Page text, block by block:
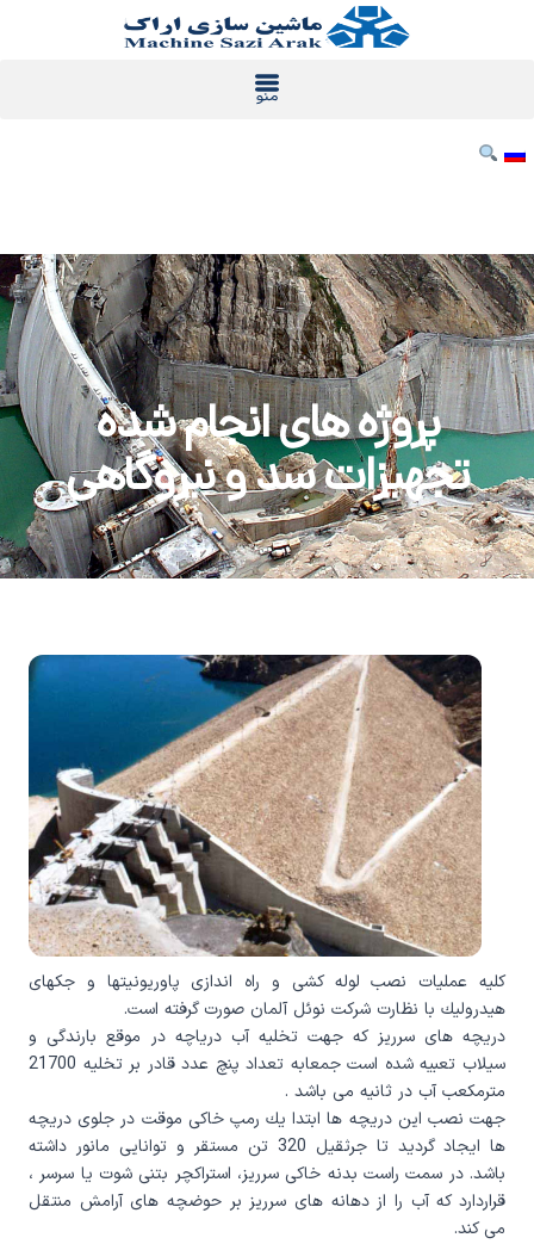
پروژه های انجام شده
تجهیزات سد و نیروگاهی
کليه عمليات نصب لوله كشی و راه اندازی پاوريونيتها و جكهای
هيدروليك با نظارت شركت نوئل آلمان صورت گرفته است.
دريچه های سرريز كه جهت تخليه آب درياچه در موقع بارندگی و
سيلاب تعبيه شده است جمعابه تعداد پنچ عدد قادر بر تخليه 21700
مترمكعب آب در ثانيه می باشد .
جهت نصب اين دريچه ها ابتدا يك رمپ خاكی موقت در جلوی دريچه
ها ايجاد گرديد تا جرثقيل 320 تن مستقر و توانايی مانور داشته
باشد. در سمت راست بدنه خاكی سرريز، استراكچر بتنی شوت يا سرسر ،
قراردارد كه آب را از دهانه های سرريز بر حوضچه های آرامش منتقل
می كند.